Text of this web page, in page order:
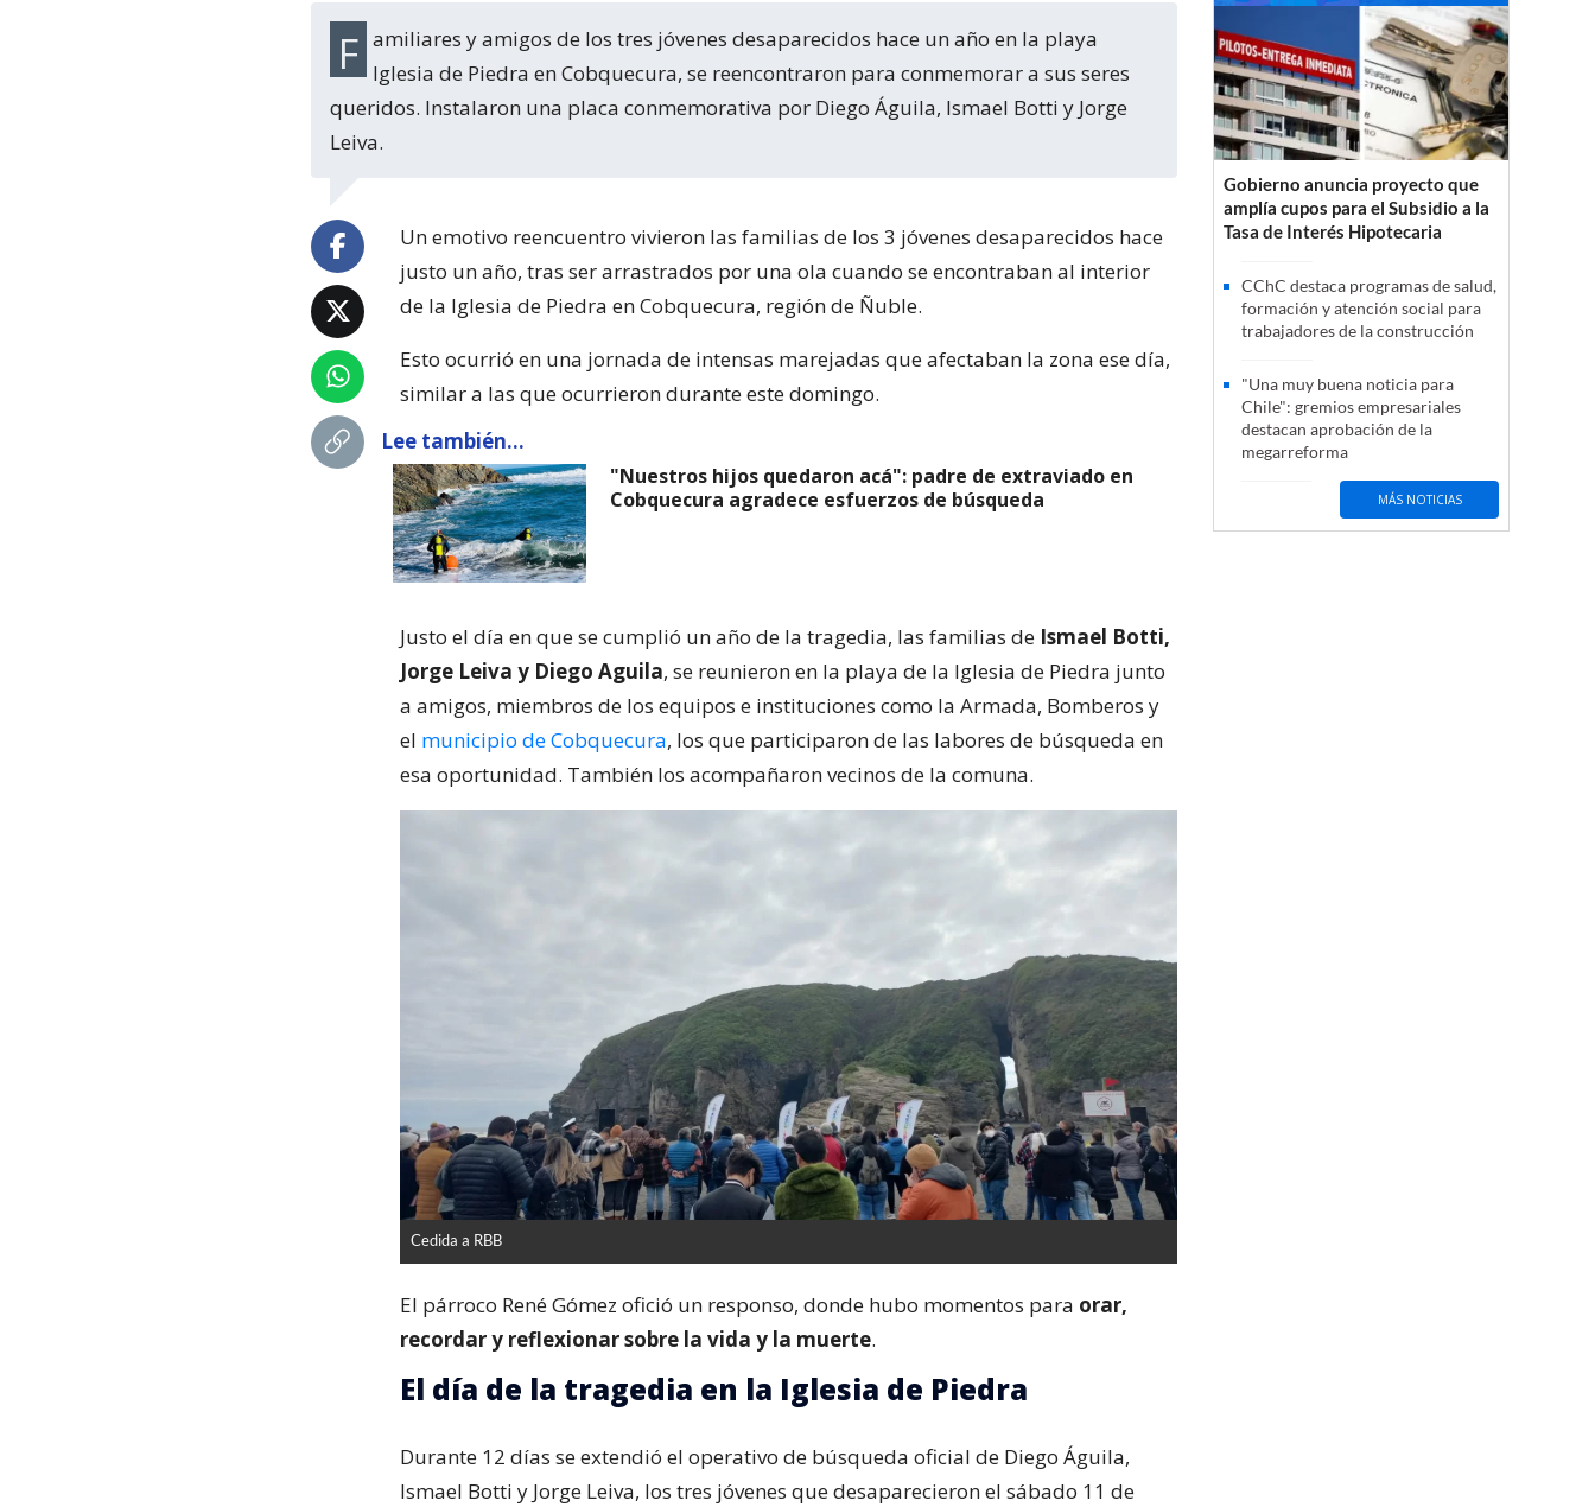
Familiares y amigos de los tres jóvenes desaparecidos hace un año en la playa Iglesia de Piedra en Cobquecura, se reencontraron para conmemorar a sus seres
queridos. Instalaron una placa conmemorativa por Diego Águila, Ismael Botti y Jorge
Leiva.
Un emotivo reencuentro vivieron las familias de los 3 jóvenes desaparecidos hace
justo un año, tras ser arrastrados por una ola cuando se encontraban al interior
de la Iglesia de Piedra en Cobquecura, región de Ñuble.
Esto ocurrió en una jornada de intensas marejadas que afectaban la zona ese día,
similar a las que ocurrieron durante este domingo.
Lee también...
"Nuestros hijos quedaron acá": padre de extraviado en
Cobquecura agradece esfuerzos de búsqueda
Justo el día en que se cumplió un año de la tragedia, las familias de Ismael Botti,
Jorge Leiva y Diego Aguila, se reunieron en la playa de la Iglesia de Piedra junto
a amigos, miembros de los equipos e instituciones como la Armada, Bomberos y
el municipio de Cobquecura, los que participaron de las labores de búsqueda en
esa oportunidad. También los acompañaron vecinos de la comuna.
Cedida a RBB
El párroco René Gómez ofició un responso, donde hubo momentos para orar,
recordar y reflexionar sobre la vida y la muerte.
El día de la tragedia en la Iglesia de Piedra
Durante 12 días se extendió el operativo de búsqueda oficial de Diego Águila,
Ismael Botti y Jorge Leiva, los tres jóvenes que desaparecieron el sábado 11 de
Gobierno anuncia proyecto que
amplía cupos para el Subsidio a la
Tasa de Interés Hipotecaria
CChC destaca programas de salud,
formación y atención social para
trabajadores de la construcción
"Una muy buena noticia para
Chile": gremios empresariales
destacan aprobación de la
megarreforma
MÁS NOTICIAS